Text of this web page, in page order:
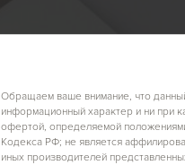
Обращаем ваше внимание, что
информационный характер и ни при
офертой, определяемой
Кодекса РФ; не является
иных производителей